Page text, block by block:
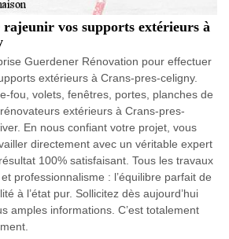
vos supports extérieurs à
Guerdener Rénovation pour effectuer
extérieurs à Crans-pres-celigny.
fou, volets, fenêtres, portes, planches de
extérieurs à Crans-pres-
En nous confiant votre projet, vous
directement avec un véritable expert
100% satisfaisant. Tous les travaux
professionnalisme : l’équilibre parfait de
à l’état pur. Sollicitez dès aujourd’hui
amples informations. C’est totalement